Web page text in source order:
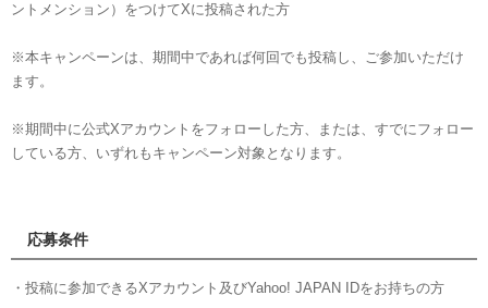
ントメンション）をつけてXに投稿された方
※本キャンペーンは、期間中であれば何回でも投稿し、ご参加いただけ
ます。
※期間中に公式Xアカウントをフォローした方、または、すでにフォロー
している方、いずれもキャンペーン対象となります。
応募条件
・投稿に参加できるXアカウント及びYahoo! JAPAN IDをお持ちの方